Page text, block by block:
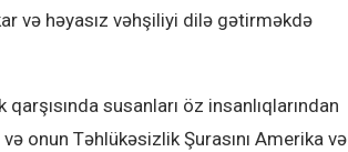
və həyasız vəhşiliyi dilə gətirməkdə
susanları öz insanlıqlarından
onun Təhlükəsizlik Şurasını Amerika və